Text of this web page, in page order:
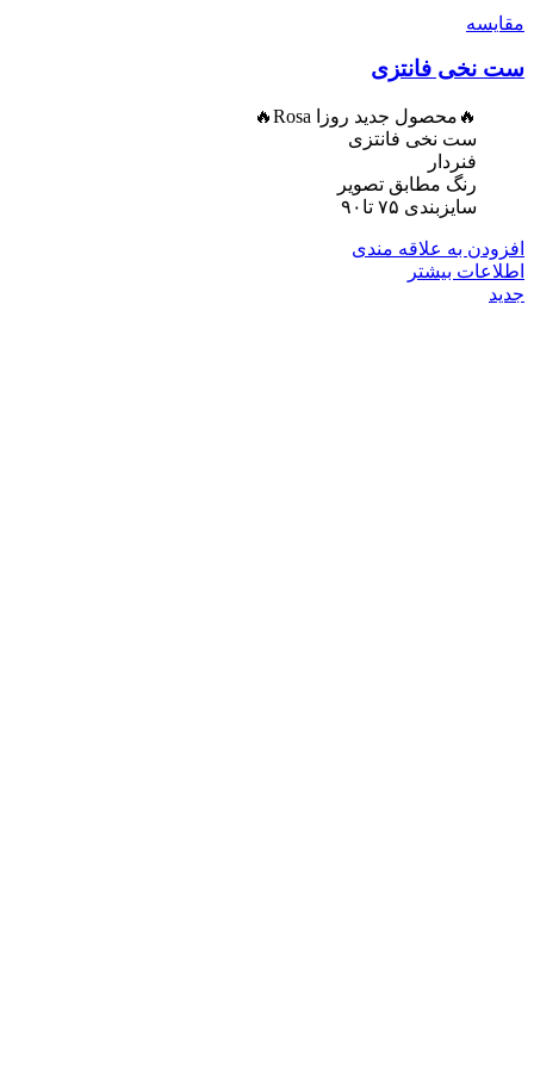
مقایسه
ست نخی فانتزی
🔥محصول جدید روزا Rosa🔥
ست نخی فانتزی
فنردار
رنگ مطابق تصویر
سایزبندی ۷۵ تا۹۰
افزودن به علاقه مندی
اطلاعات بیشتر
جدید